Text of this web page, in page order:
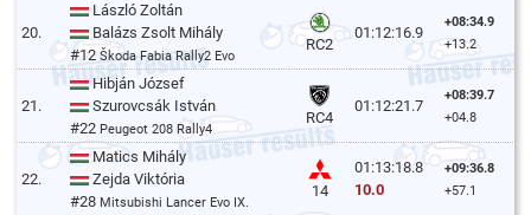
20.
László Zoltán
Balázs Zsolt Mihály
#12Škoda Fabia Rally2 Evo
RC2
01:12:16.9
+08:34.9
+13.2
21.
Hibján József
Szurovcsák István
#22 Peugeot 208 Rally4
RC4
01:12:21.7
+08:39.7
+04.8
22.
Matics Mihály
Zejda Viktória
#28 Mitsubishi Lancer Evo IX.
14
01:13:18.8
10.0
+09:36.8
+57.1